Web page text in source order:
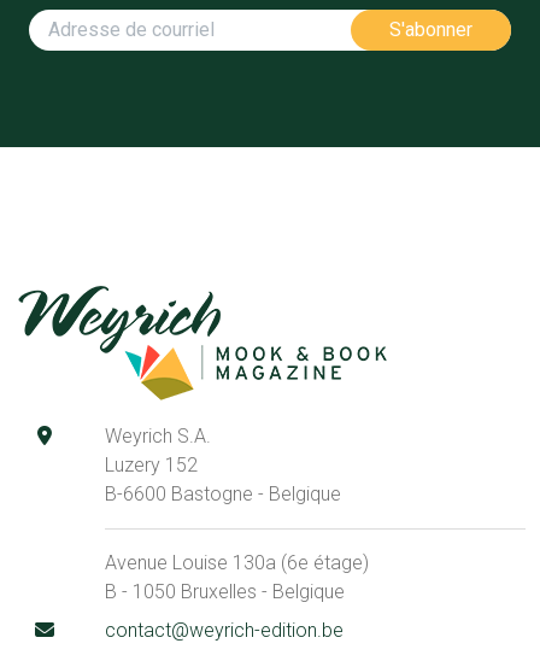
Weyrich S.A.
Luzery 152
B-6600 Bastogne - Belgique
Avenue Louise 130a (6e étage)
B - 1050 Bruxelles - Belgique
contact@weyrich-edition.be